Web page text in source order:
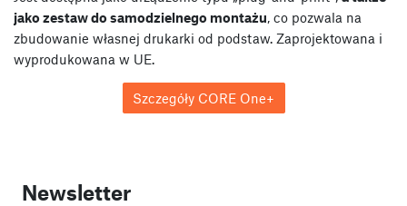
jako zestaw do samodzielnego montażu, co pozwala na
zbudowanie własnej drukarki od podstaw. Zaprojektowana i
wyprodukowana w UE.
Szczegóły CORE One+
Newsletter